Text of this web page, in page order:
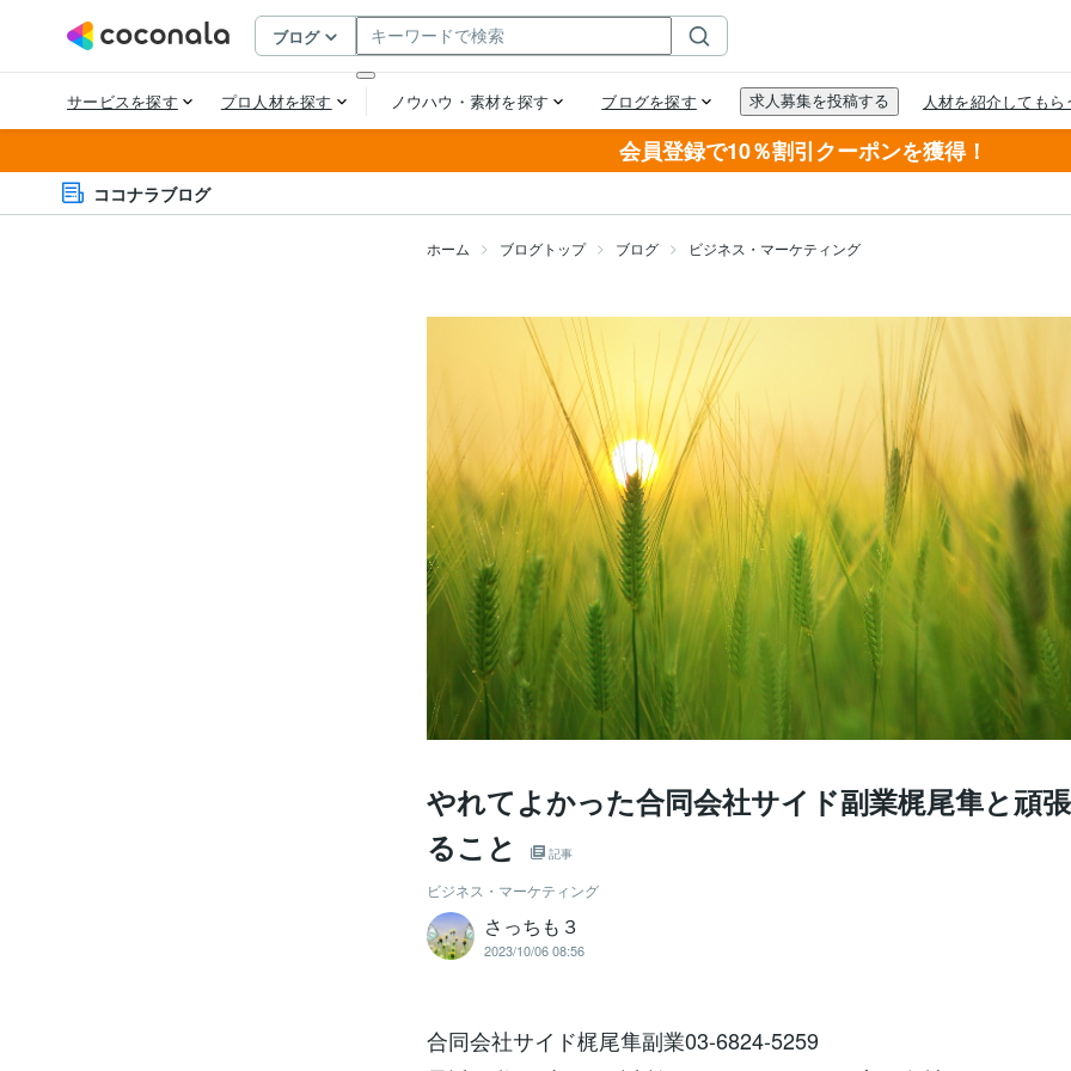
会員登録で10％割引クーポンを獲得！
ココナラブログ
ホーム ブログトップ ブログ ビジネス・マーケティング
やれてよかった合同会社サイド副業梶尾隼と頑
ること
記事
ビジネス・マーケティング
さっちも３
2023/10/06 08:56
合同会社サイド梶尾隼副業03-6824-5259